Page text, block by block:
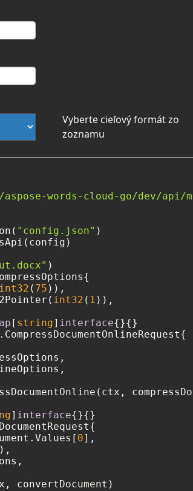
Vyberte cieľový formát zo
zoznamu
words-cloud-go/dev/api/
"config.json" )
)
int32 ( 75 )),
int32 ( 1 )),
[ string] interface{}{}
] interface{}{}
0],
),
convertDocument)